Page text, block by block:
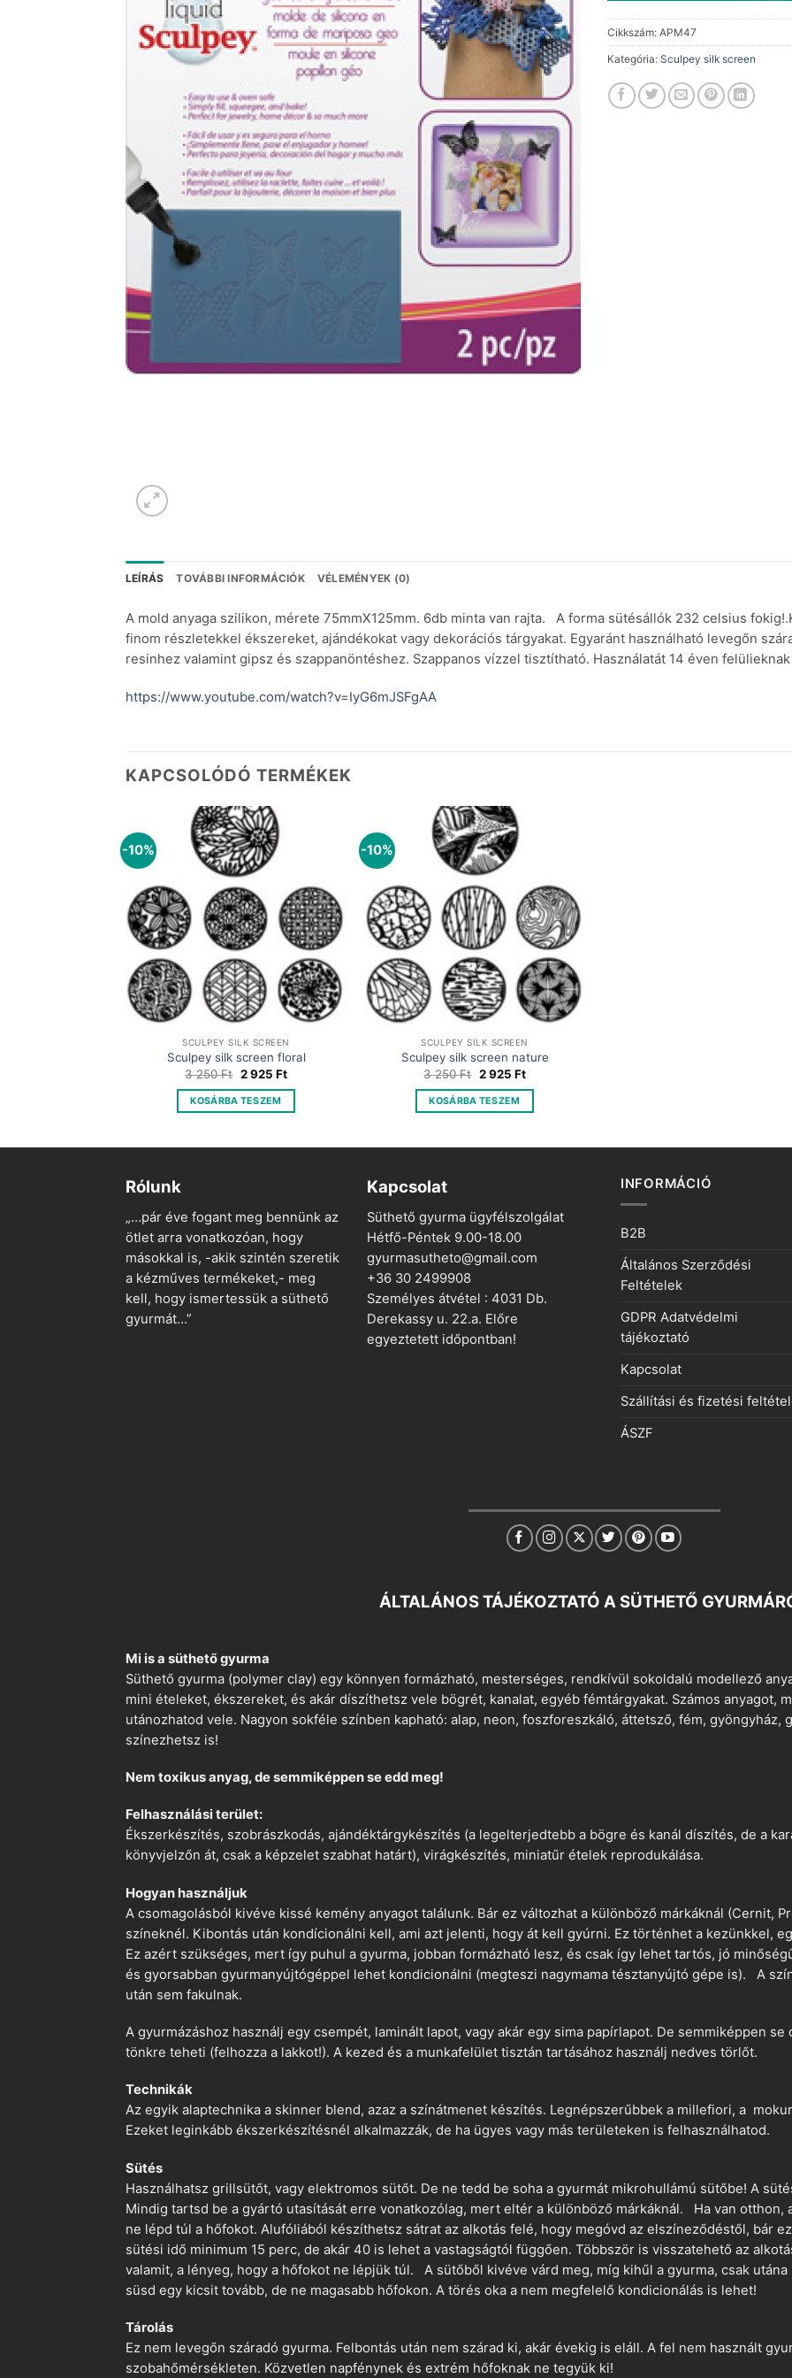
Cikkszám: APM47
Kategória: Sculpey silk screen
LEÍRÁS TOVÁBBI INFORMÁCIÓK VÉLEMÉNYEK (0)
A mold anyaga szilikon, mérete 75mmX125mm. 6db minta van rajta. A forma sütésállók 232 celsius
finom részletekkel ékszereket, ajándékokat vagy dekorációs tárgyakat. Egyaránt használható levegőn
resinhez valamint gipsz és szappanöntéshez. Szappanos vízzel tisztítható. Használatát 14 éven
https://www.youtube.com/watch?v=IyG6mJSFgAA
KAPCSOLÓDÓ TERMÉKEK
-10%
SCULPEY SILK SCREEN
Sculpey silk screen floral
3 250Ft Original
was:
3
2 925 FtCurrent
KOSÁRBA TESZEM
-10%
SCULPEY SILK SCREEN
Sculpey silk screen nature
3 250Ft Original
was:
3
2 925 FtCurrent
KOSÁRBA TESZEM
Rólunk
„…pár éve fogant meg bennünk az
ötlet arra vonatkozóan, hogy
másokkal is, -akik szintén szeretik
a kézműves termékeket,- meg
kell, hogy ismertessük a süthető
gyurmát…”
Kapcsolat
Süthető gyurma ügyfélszolgálat
Hétfő-Péntek 9.00-18.00
gyurmasutheto@gmail.com
+36 30 2499908
Személyes átvétel : 4031 Db.
Derekassy u. 22.a. Előre
egyeztetett időpontban!
INFORMÁCIÓ
B2B
Általános Szerződési
Feltételek
GDPR Adatvédelmi
tájékoztató
Kapcsolat
Szállítási és fizetési
ÁSZF
ÁLTALÁNOS TÁJÉKOZTATÓ A SÜTHETŐ
Mi is a süthető gyurma
Süthető gyurma (polymer clay) egy könnyen formázható, mesterséges, rendkívül sokoldalú modellező
mini ételeket, ékszereket, és akár díszíthetsz vele bögrét, kanalat, egyéb fémtárgyakat. Számos anyagot,
utánozhatod vele. Nagyon sokféle színben kapható: alap, neon, foszforeszkáló, áttetsző, fém, gyöngyház,
színezhetsz is!
Nem toxikus anyag, de semmiképpen se edd meg!
Felhasználási terület:
Ékszerkészítés, szobrászkodás, ajándéktárgykészítés (a legelterjedtebb a bögre és kanál díszítés, de a
könyvjelzőn át, csak a képzelet szabhat határt), virágkészítés, miniatűr ételek reprodukálása.
Hogyan használjuk
A csomagolásból kivéve kissé kemény anyagot találunk. Bár ez változhat a különböző márkáknál (Cernit,
színeknél. Kibontás után kondícionálni kell, ami azt jelenti, hogy át kell gyúrni. Ez történhet a kezünkkel,
Ez azért szükséges, mert így puhul a gyurma, jobban formázható lesz, és csak így lehet tartós, jó
és gyorsabban gyurmanyújtógéppel lehet kondicionálni (megteszi nagymama tésztanyújtó gépe is). A
után sem fakulnak.
A gyurmázáshoz használj egy csempét, laminált lapot, vagy akár egy sima papírlapot. De semmiképpen
tönkre teheti (felhozza a lakkot!). A kezed és a munkafelület tisztán tartásához használj nedves törlőt.
Technikák
Az egyik alaptechnika a skinner blend, azaz a színátmenet készítés. Legnépszerűbbek a millefiori, a
Ezeket leginkább ékszerkészítésnél alkalmazzák, de ha ügyes vagy más területeken is felhasználhatod.
Sütés
Használhatsz grillsütőt, vagy elektromos sütőt. De ne tedd be soha a gyurmát mikrohullámú sütőbe! A
Mindig tartsd be a gyártó utasítását erre vonatkozólag, mert eltér a különböző márkáknál. Ha van otthon,
ne lépd túl a hőfokot. Alufóliából készíthetsz sátrat az alkotás felé, hogy megóvd az elszíneződéstől, bár
sütési idő minimum 15 perc, de akár 40 is lehet a vastagságtól függően. Többször is visszatehető az
valamit, a lényeg, hogy a hőfokot ne lépjük túl. A sütőből kivéve várd meg, míg kihűl a gyurma, csak
süsd egy kicsit tovább, de ne magasabb hőfokon. A törés oka a nem megfelelő kondicionálás is lehet!
Tárolás
Ez nem levegőn száradó gyurma. Felbontás után nem szárad ki, akár évekig is eláll. A fel nem használt
szobahőmérsékleten. Közvetlen napfénynek és extrém hőfoknak ne tegyük ki!